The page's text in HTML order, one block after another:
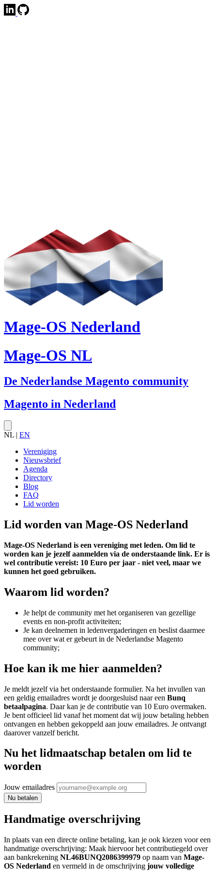
Mage-OS Nederland
Mage-OS NL
De Nederlandse Magento community
Magento in Nederland
NL | EN
Vereniging
Nieuwsbrief
Agenda
Directory
Blog
FAQ
Lid worden
Lid worden van Mage-OS Nederland
Mage-OS Nederland is een vereniging met leden. Om lid te
worden kan je jezelf aanmelden via de onderstaande link. Er is
wel contributie vereist: 10 Euro per jaar - niet veel, maar we
kunnen het goed gebruiken.
Waarom lid worden?
Je helpt de community met het organiseren van gezellige
events en non-profit activiteiten;
Je kan deelnemen in ledenvergaderingen en beslist daarmee
mee over wat er gebeurt in de Nederlandse Magento
community;
Hoe kan ik me hier aanmelden?
Je meldt jezelf via het onderstaande formulier. Na het invullen van
een geldig emailadres wordt je doorgesluisd naar een Bunq
betaalpagina. Daar kan je de contributie van 10 Euro overmaken.
Je bent officieel lid vanaf het moment dat wij jouw betaling hebben
ontvangen en hebben gekoppeld aan jouw emailadres. Je ontvangt
daarover vanzelf bericht.
Nu het lidmaatschap betalen om lid te
worden
Jouw emailadres
Nu betalen
Handmatige overschrijving
In plaats van een directe online betaling, kan je ook kiezen voor een
handmatige overschrijving: Maak hiervoor het contributiegeld over
aan bankrekening NL46BUNQ2086399979 op naam van Mage-
OS Nederland en vermeld in de omschrijving jouw volledige